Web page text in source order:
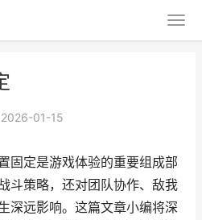
01-15
固定是游戏体验的重要组成部
斗策略，还对团队协作、敌我
深远影响。这篇文章小编将深